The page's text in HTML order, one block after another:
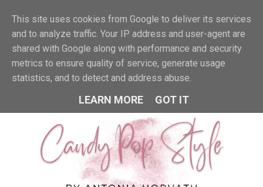
MENU
This site uses cookies from Google to deliver its services
and to analyze traffic. Your IP address and user-agent are
shared with Google along with performance and security
metrics to ensure quality of service, generate usage
statistics, and to detect and address abuse.
LEARN MORE GOT IT